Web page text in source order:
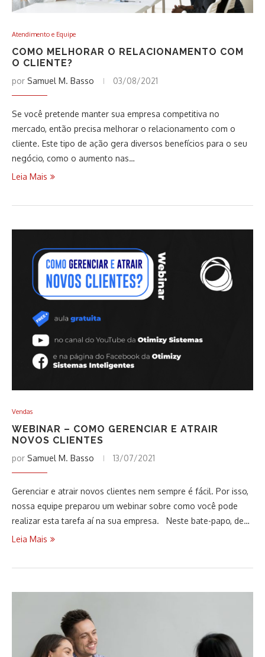
Atendimento e Equipe
COMO MELHORAR O RELACIONAMENTO COM
O CLIENTE?
por Samuel M. Basso 03/08/2021
Se você pretende manter sua empresa competitiva no
mercado, então precisa melhorar o relacionamento com o
cliente. Este tipo de ação gera diversos benefícios para o seu
negócio, como o aumento nas…
Leia Mais
Vendas
WEBINAR – COMO GERENCIAR E ATRAIR
NOVOS CLIENTES
por Samuel M. Basso 13/07/2021
Gerenciar e atrair novos clientes nem sempre é fácil. Por isso,
nossa equipe preparou um webinar sobre como você pode
realizar esta tarefa aí na sua empresa. Neste bate-papo, de…
Leia Mais